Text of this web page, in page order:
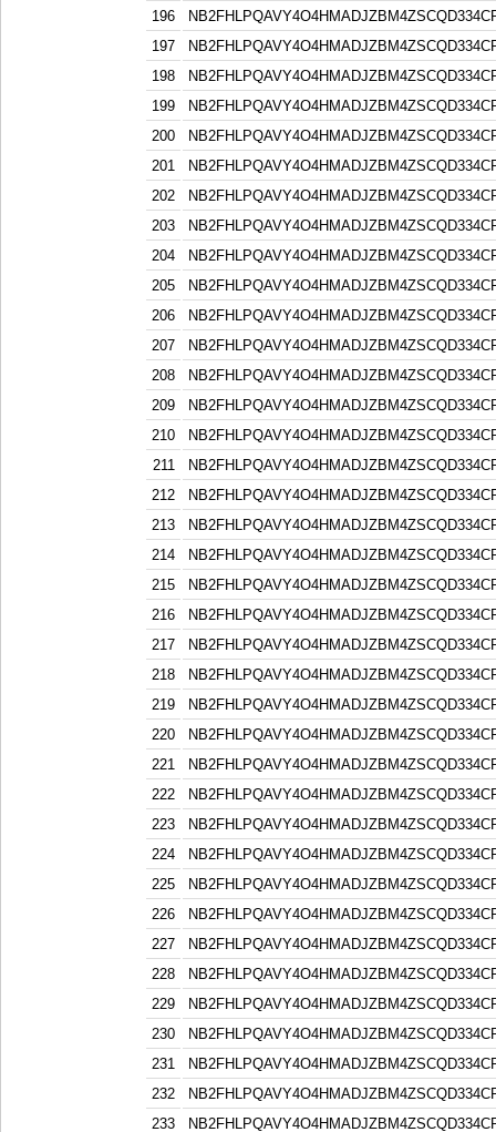
196
197
198
199
200
201
202
203
204
205
206
207
208
209
210
211
212
213
214
215
216
217
218
219
220
221
222
223
224
225
226
227
228
229
230
231
232
233